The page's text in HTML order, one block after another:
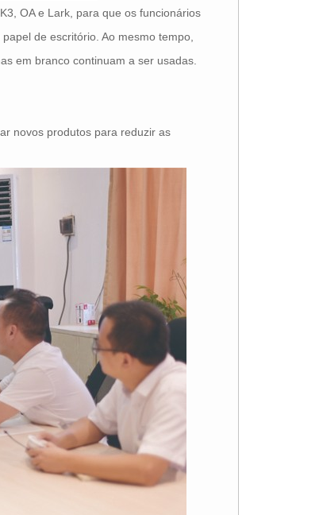
OA e Lark, para que os funcionários
de escritório. Ao mesmo tempo,
em branco continuam a ser usadas.
novos produtos para reduzir as